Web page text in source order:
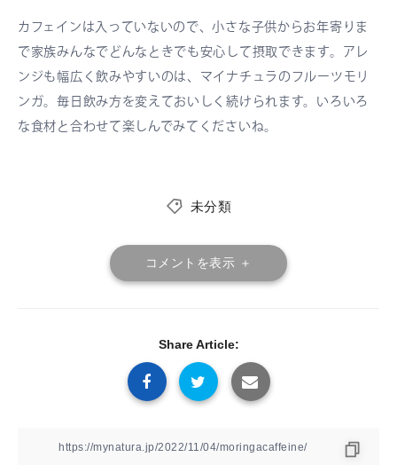
カフェインは入っていないので、小さな子供からお年寄りま
で家族みんなでどんなときでも安心して摂取できます。アレ
ンジも幅広く飲みやすいのは、マイナチュラのフルーツモリ
ンガ。毎日飲み方を変えておいしく続けられます。いろいろ
な食材と合わせて楽しんでみてくださいね。
未分類
コメントを表示 ＋
Share Article: